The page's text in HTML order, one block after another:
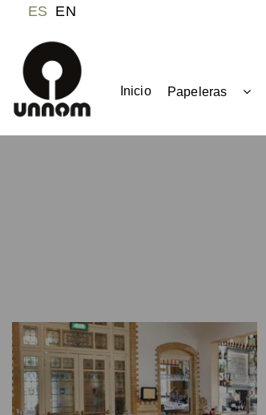
ES EN
Inicio Papeleras